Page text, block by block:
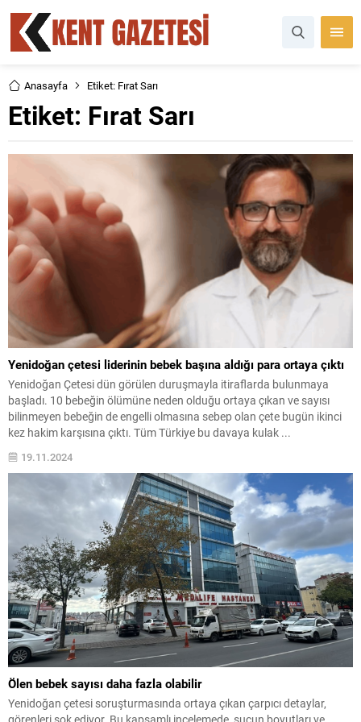
Anasayfa Etiket: Fırat Sarı
Etiket: Fırat Sarı
Yenidoğan çetesi liderinin bebek başına aldığı para ortaya çıktı
Yenidoğan Çetesi dün görülen duruşmayla itiraflarda bulunmaya
başladı. 10 bebeğin ölümüne neden olduğu ortaya çıkan ve sayısı
bilinmeyen bebeğin de engelli olmasına sebep olan çete bugün ikinci
kez hakim karşısına çıktı. Tüm Türkiye bu davaya kulak ...
19.11.2024
Ölen bebek sayısı daha fazla olabilir
Yenidoğan çetesi soruşturmasında ortaya çıkan çarpıcı detaylar,
görenleri şok ediyor. Bu kapsamlı incelemede, suçun boyutları ve